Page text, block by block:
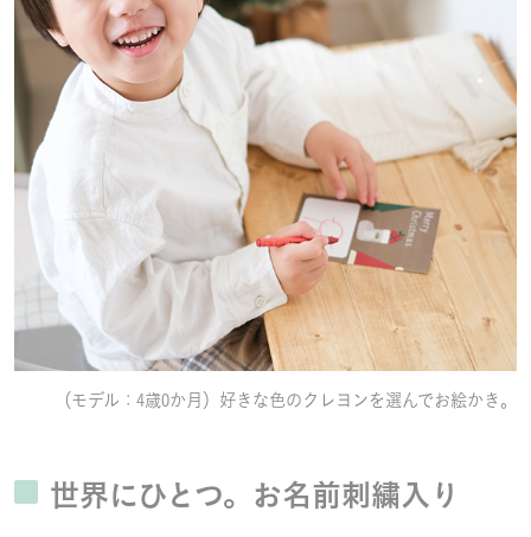
（モデル：4歳0か月）好きな色のクレヨンを選んでお絵かき。
世界にひとつ。お名前刺繍入り